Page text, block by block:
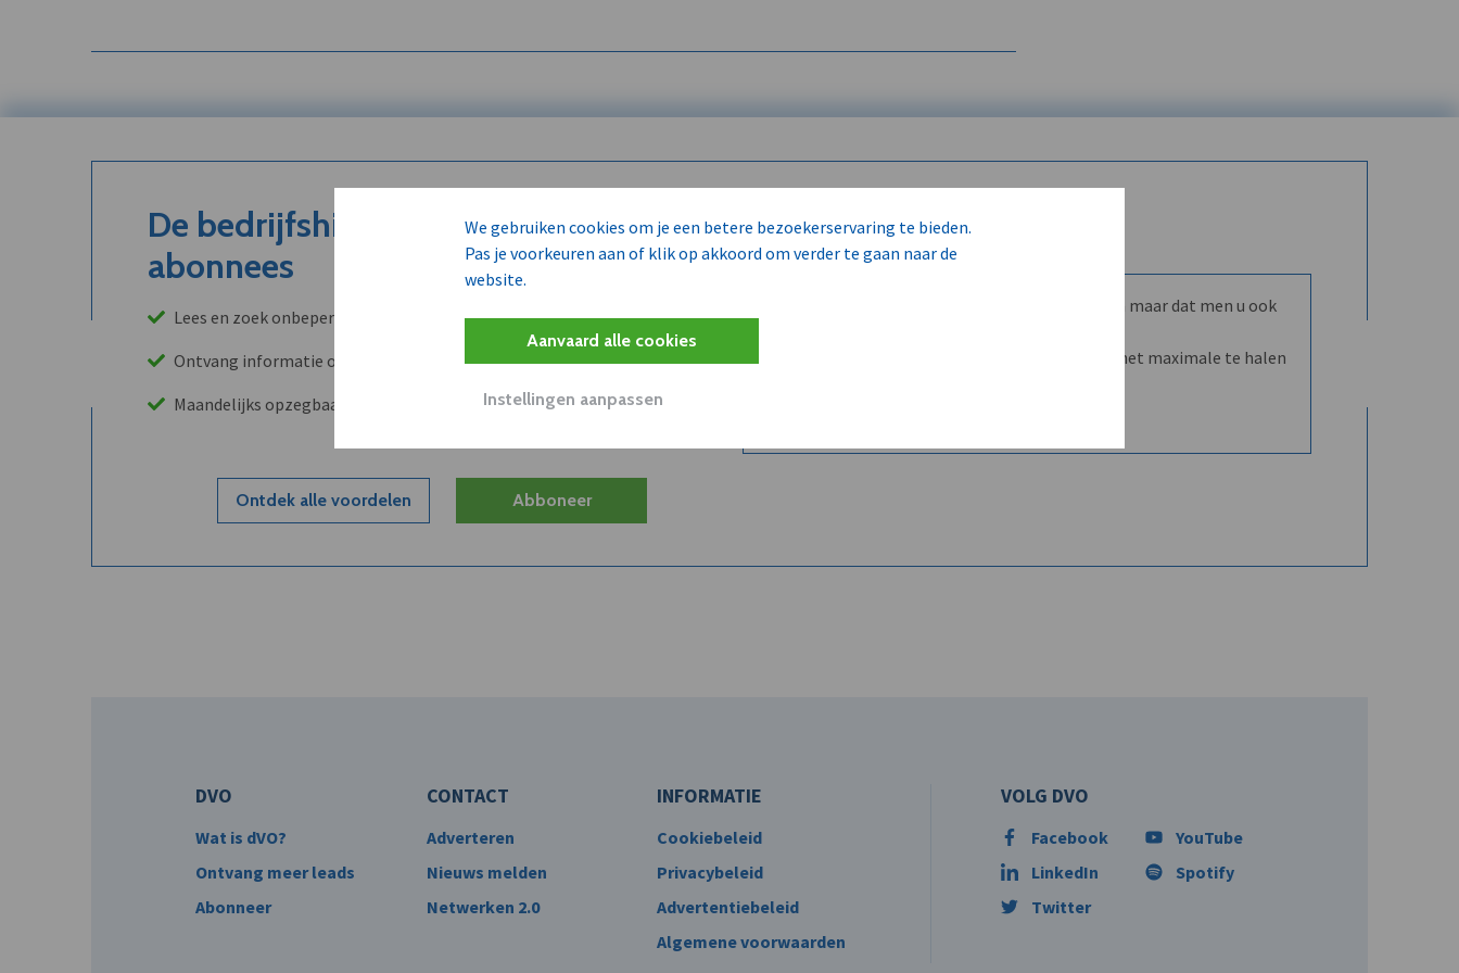
We gebruiken cookies om je een betere bezoekerservaring te bieden.
Pas je voorkeuren aan of klik op akkoord om verder te gaan naar de
website.
Aanvaard alle cookies
Instellingen aanpassen
De bedrijfshistoriek is enkel voor
abonnees
Lees en zoek onbeperkt in onze archieven
Ontvang informatie over leads, klanten, concurrenten en/of partners
Maandelijks opzegbaar
Ontdek alle voordelen Abboneer
Wilt u niet enkel de dVO community leren kennen maar dat men u ook
Word dVO Member voor €72/mnd en dVO helpt u het maximale te halen
DVO
Wat is dVO?
Ontvang meer leads
Abonneer
CONTACT
Adverteren
Nieuws melden
Netwerken 2.0
INFORMATIE
Cookiebeleid
Privacybeleid
Advertentiebeleid
Algemene voorwaarden
VOLG DVO
Facebook
LinkedIn
Twitter
YouTube
Spotify